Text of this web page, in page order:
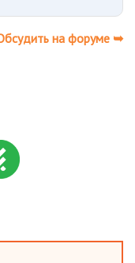
на форуме ➥